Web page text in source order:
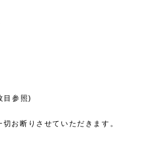
目参照)
お断りさせていただきます。